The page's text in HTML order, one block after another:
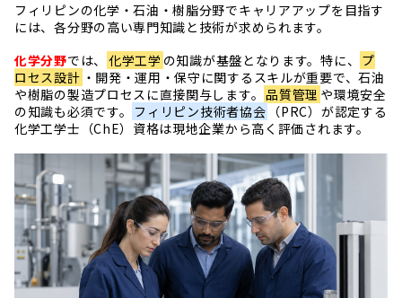
フィリピンの化学・石油・樹脂分野でキャリアアップを目指す
には、各分野の高い専門知識と技術が求められます。
化学分野では、 化学工学 の知識が基盤となります。特に、 プ
ロセス設計 ・開発・運用・保守に関するスキルが重要で、石油
や樹脂の製造プロセスに直接関与します。 品質管理 や環境安全
の知識も必須です。
フィリピン技術者協会 （PRC）が認定する
化学工学士（ChE）資格は現地企業から高く評価されます。